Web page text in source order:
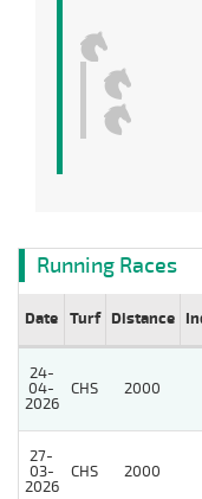
Running Races
Date Turf Distance
24-
04-
2026
CHS 2000
27-
03-
2026
CHS 2000